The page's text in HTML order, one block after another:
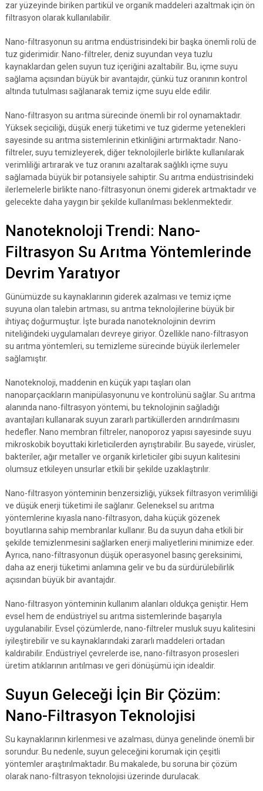
zar yüzeyinde biriken partikül ve organik maddeleri azaltmak için ön
filtrasyon olarak kullanılabilir.
Nano-filtrasyonun su arıtma endüstrisindeki bir başka önemli rolü de
tuz giderimidir. Nano-filtreler, deniz suyundan veya tuzlu
kaynaklardan gelen suyun tuz içeriğini azaltabilir. Bu, içme suyu
sağlama açısından büyük bir avantajdır, çünkü tuz oranının kontrol
altında tutulması sağlanarak temiz içme suyu elde edilir.
Nano-filtrasyon su arıtma sürecinde önemli bir rol oynamaktadır.
Yüksek seçiciliği, düşük enerji tüketimi ve tuz giderme yetenekleri
sayesinde su arıtma sistemlerinin etkinliğini artırmaktadır. Nano-
filtreler, suyu temizleyerek, diğer teknolojilerle birlikte kullanılarak
verimliliği artırarak ve tuz oranını azaltarak sağlıklı içme suyu
sağlamada büyük bir potansiyele sahiptir. Su arıtma endüstrisindeki
ilerlemelerle birlikte nano-filtrasyonun önemi giderek artmaktadır ve
gelecekte daha yaygın bir şekilde kullanılması beklenmektedir.
Nanoteknoloji Trendi: Nano-
Filtrasyon Su Arıtma Yöntemlerinde
Devrim Yaratıyor
Günümüzde su kaynaklarının giderek azalması ve temiz içme
suyuna olan talebin artması, su arıtma teknolojilerine büyük bir
ihtiyaç doğurmuştur. İşte burada nanoteknolojinin devrim
niteliğindeki uygulamaları devreye giriyor. Özellikle nano-filtrasyon
su arıtma yöntemleri, su temizleme sürecinde büyük ilerlemeler
sağlamıştır.
Nanoteknoloji, maddenin en küçük yapı taşları olan
nanoparçacıkların manipülasyonunu ve kontrolünü sağlar. Su arıtma
alanında nano-filtrasyon yöntemi, bu teknolojinin sağladığı
avantajları kullanarak suyun zararlı partiküllerden arındırılmasını
hedefler. Nano membran filtreler, nanoporoz yapısı sayesinde suyu
mikroskobik boyuttaki kirleticilerden ayrıştırabilir. Bu sayede, virüsler,
bakteriler, ağır metaller ve organik kirleticiler gibi suyun kalitesini
olumsuz etkileyen unsurlar etkili bir şekilde uzaklaştırılır.
Nano-filtrasyon yönteminin benzersizliği, yüksek filtrasyon verimliliği
ve düşük enerji tüketimi ile sağlanır. Geleneksel su arıtma
yöntemlerine kıyasla nano-filtrasyon, daha küçük gözenek
boyutlarına sahip membranlar kullanır. Bu da suyun daha etkili bir
şekilde temizlenmesini sağlarken enerji maliyetlerini minimize eder.
Ayrıca, nano-filtrasyonun düşük operasyonel basınç gereksinimi,
daha az enerji tüketimi anlamına gelir ve bu da sürdürülebilirlik
açısından büyük bir avantajdır.
Nano-filtrasyon yönteminin kullanım alanları oldukça geniştir. Hem
evsel hem de endüstriyel su arıtma sistemlerinde başarıyla
uygulanabilir. Evsel çözümlerde, nano-filtreler musluk suyu kalitesini
iyileştirebilir ve su kaynaklarındaki zararlı maddeleri ortadan
kaldırabilir. Endüstriyel çevrelerde ise, nano-filtrasyon prosesleri
üretim atıklarının arıtılması ve geri dönüşümü için idealdir.
Suyun Geleceği İçin Bir Çözüm:
Nano-Filtrasyon Teknolojisi
Su kaynaklarının kirlenmesi ve azalması, dünya genelinde önemli bir
sorundur. Bu nedenle, suyun geleceğini korumak için çeşitli
yöntemler araştırılmaktadır. Bu makalede, bu soruna bir çözüm
olarak nano-filtrasyon teknolojisi üzerinde durulacak.